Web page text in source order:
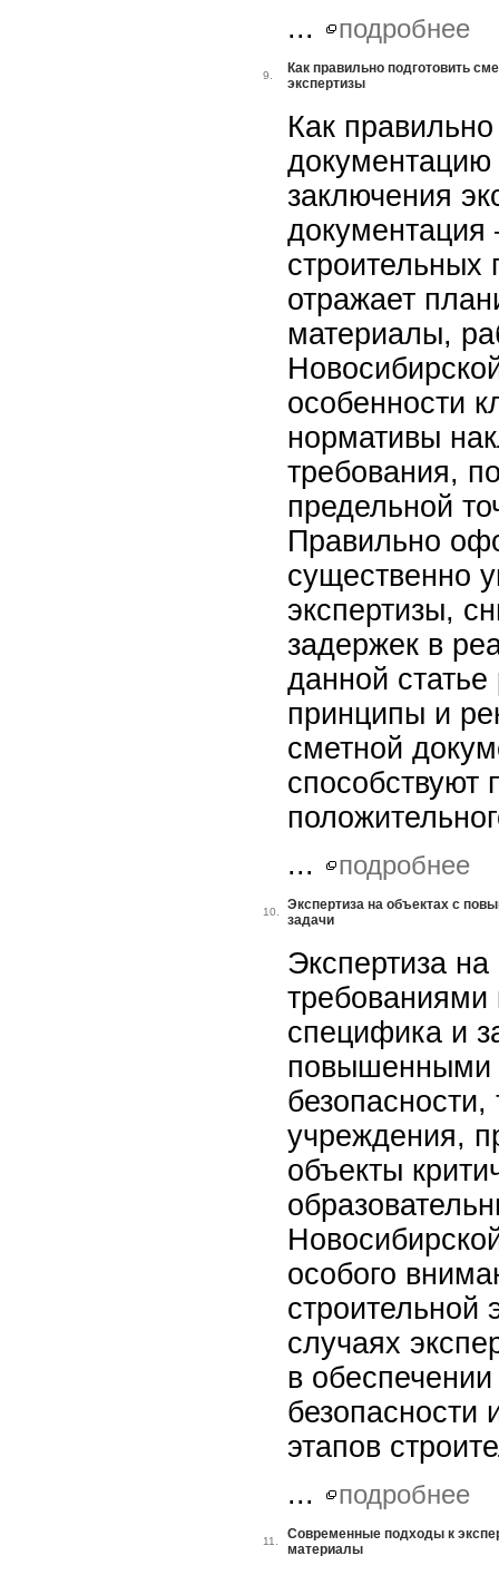
...
подробнее
9.
Как правильно подготовить
экспертизы
Как
документацию
заключения
строительных
отражает
материалы,
особенности
нормативы
требования,
предельной
Правильно
существенно
экспертизы,
задержек в
данной
принципы и
сметной
способствуют
...
подробнее
10.
Экспертиза на объектах с
задачи
Экспертиза
требованиями
специфика и
повышенными
учреждения,
объекты
особого
строительной
случаях
в
безопасности
этапов
...
подробнее
11.
Современные подходы к
материалы